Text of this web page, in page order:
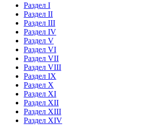
Раздел I
Раздел II
Раздел III
Раздел IV
Раздел V
Раздел VI
Раздел VII
Раздел VIII
Раздел IX
Раздел X
Раздел XI
Раздел XII
Раздел XIII
Раздел XIV